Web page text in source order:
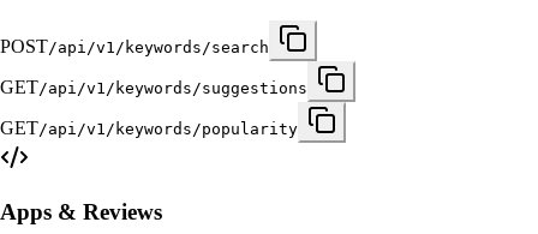
POST/api/v1/keywords/search
GET/api/v1/keywords/suggestions
GET/api/v1/keywords/popularity
Apps & Reviews